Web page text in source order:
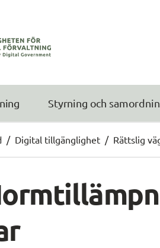
Styrning och
/ Digital tillgänglighet / Rättslig